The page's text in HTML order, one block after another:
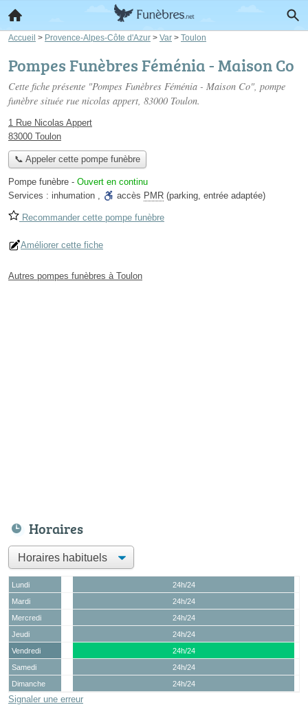
Accueil > Provence-Alpes-Côte d'Azur > Var > Toulon
Pompes Funèbres Féménia - Maison Co
Cette fiche présente "Pompes Funèbres Féménia - Maison Co", pompe
funèbre située rue nicolas appert, 83000 Toulon.
1 Rue Nicolas Appert
83000 Toulon
📞 Appeler cette pompe funèbre
Pompe funèbre - Ouvert en continu
Services : inhumation , accès PMR (parking, entrée adaptée)
Recommander cette pompe funèbre
Améliorer cette fiche
Autres pompes funèbres à Toulon
Horaires
Lundi
24h/24
Mardi
24h/24
Mercredi
24h/24
Jeudi
24h/24
Vendredi
24h/24
Samedi
24h/24
Dimanche
24h/24
Signaler une erreur